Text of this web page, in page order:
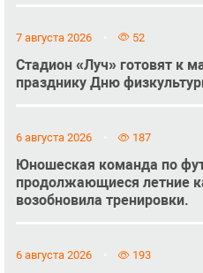
7 августа 2026 52
Стадион «Луч» готовят к
празднику Дню
6 августа 2026 187
Юношеская команда по
продолжающиеся летние
возобновила тренировки.
6 августа 2026 193